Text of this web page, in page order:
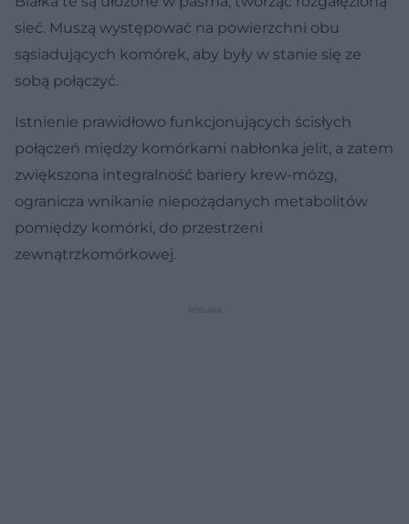
sieć. Muszą występować na powierzchni obu
sąsiadujących komórek, aby były w stanie się ze
sobą połączyć.
Istnienie prawidłowo funkcjonujących ścisłych
połączeń między komórkami nabłonka jelit, a zatem
zwiększona integralność bariery krew-mózg,
ogranicza wnikanie niepożądanych metabolitów
pomiędzy komórki, do przestrzeni
zewnątrzkomórkowej.